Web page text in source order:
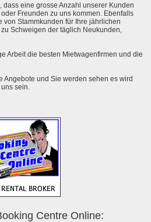
eine grosse Anzahl unserer Kunden
Freunden zu uns kommen. Ebenfalls
Stammkunden für Ihre jährlichen
Schweigen der täglich Neukunden,
Arbeit die besten Mietwagenfirmen und die
Angebote und Sie werden sehen es wird
sein.
Centre Online: